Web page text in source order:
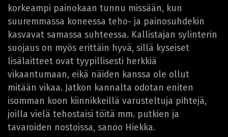
korkeampi painokaan tunnu missään, kun
suuremmassa koneessa teho- ja painosuhdekin
kasvavat samassa suhteessa. Kallistajan sylinterin
suojaus on myös erittäin hyvä, sillä kyseiset
lisälaitteet ovat tyypillisesti herkkiä
vikaantumaan, eikä näiden kanssa ole ollut
mitään vikaa. Jatkon kannalta odotan eniten
isomman koon kiinnikkeillä varusteltuja pihtejä,
joilla vielä tehostaisi töitä mm. putkien ja
tavaroiden nostoissa, sanoo Hiekka.